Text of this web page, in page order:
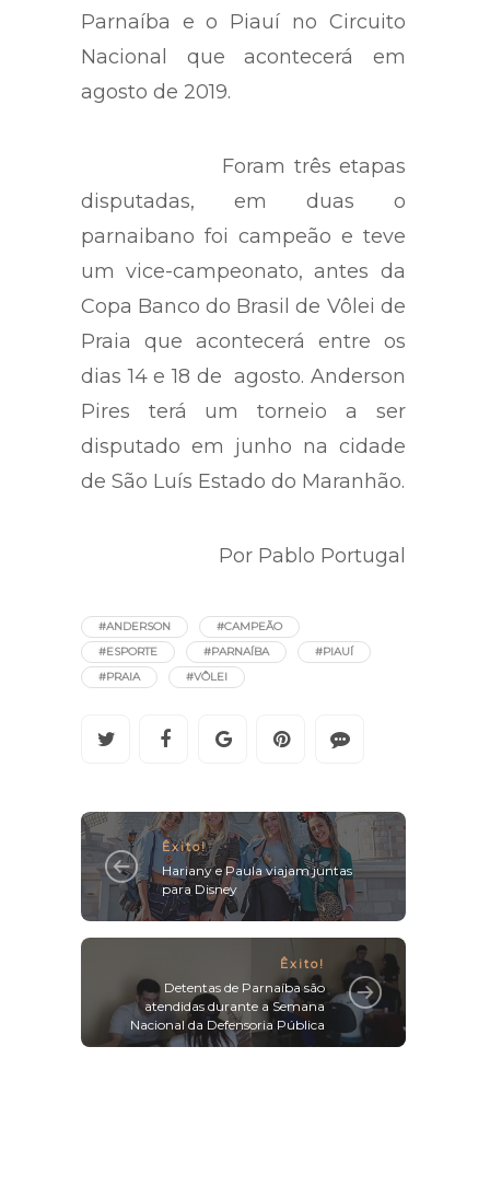
Parnaíba e o Piauí no Circuito
Nacional que acontecerá em
agosto de 2019.
Foram três etapas
disputadas, em duas o
parnaibano foi campeão e teve
um vice-campeonato, antes da
Copa Banco do Brasil de Vôlei de
Praia que acontecerá entre os
dias 14 e 18 de agosto. Anderson
Pires terá um torneio a ser
disputado em junho na cidade
de São Luís Estado do Maranhão.
Por Pablo Portugal
#ANDERSON
#CAMPEÃO
#ESPORTE
#PARNAÍBA
#PIAUÍ
#PRAIA
#VÔLEI
Êxito!
Hariany e Paula viajam juntas
para Disney
Êxito!
Detentas de Parnaíba são
atendidas durante a Semana
Nacional da Defensoria Pública